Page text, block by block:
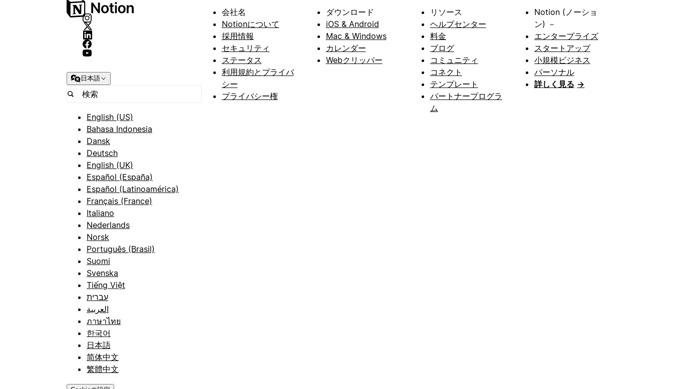
日本語
English (US)
Bahasa Indonesia
Dansk
Deutsch
English (UK)
Español (España)
Español (Latinoamérica)
Français (France)
Italiano
Nederlands
Norsk
Português (Brasil)
Suomi
Svenska
Tiếng Việt
עברית
العربية
ภาษาไทย
한국어
日本語
简体中文
繁體中文
会社名
Notionについて
採用情報
セキュリティ
ステータス
利用規約とプライバ
シー
プライバシー権
ダウンロード
iOS & Android
Mac & Windows
カレンダー
Webクリッパー
リソース
ヘルプセンター
料金
ブログ
コミュニティ
コネクト
テンプレート
パートナープログラ
ム
Notion (ノーショ
ン) －
エンタープライズ
スタートアップ
小規模ビジネス
パーソナル
詳しく見る →